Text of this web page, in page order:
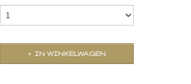
IN WINKELWAGEN